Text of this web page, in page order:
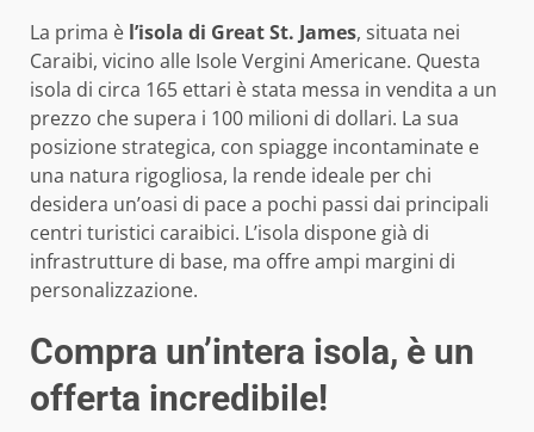
La prima è l’isola di Great St. James, situata nei
Caraibi, vicino alle Isole Vergini Americane. Questa
isola di circa 165 ettari è stata messa in vendita a un
prezzo che supera i 100 milioni di dollari. La sua
posizione strategica, con spiagge incontaminate e
una natura rigogliosa, la rende ideale per chi
desidera un’oasi di pace a pochi passi dai principali
centri turistici caraibici. L’isola dispone già di
infrastrutture di base, ma offre ampi margini di
personalizzazione.
Compra un’intera isola, è un
offerta incredibile!